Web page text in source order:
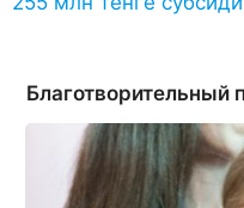
Благотворительный